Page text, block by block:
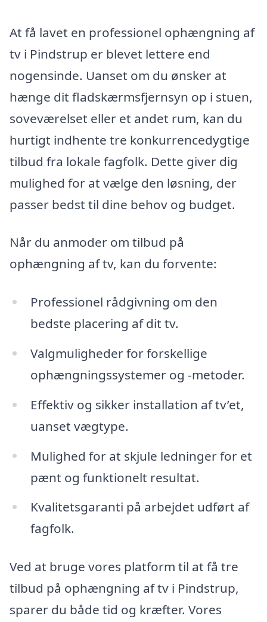
At få lavet en professionel ophængning af
tv i Pindstrup er blevet lettere end
nogensinde. Uanset om du ønsker at
hænge dit fladskærmsfjernsyn op i stuen,
soveværelset eller et andet rum, kan du
hurtigt indhente tre konkurrencedygtige
tilbud fra lokale fagfolk. Dette giver dig
mulighed for at vælge den løsning, der
passer bedst til dine behov og budget.
Når du anmoder om tilbud på
ophængning af tv, kan du forvente:
Professionel rådgivning om den
bedste placering af dit tv.
Valgmuligheder for forskellige
ophængningssystemer og -metoder.
Effektiv og sikker installation af tv’et,
uanset vægtype.
Mulighed for at skjule ledninger for et
pænt og funktionelt resultat.
Kvalitetsgaranti på arbejdet udført af
fagfolk.
Ved at bruge vores platform til at få tre
tilbud på ophængning af tv i Pindstrup,
sparer du både tid og kræfter. Vores